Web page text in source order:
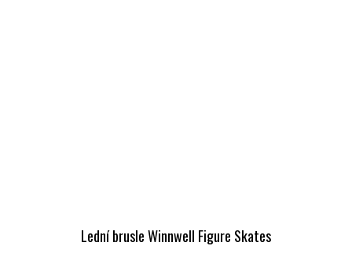
Lední brusle Winnwell Figure Skates